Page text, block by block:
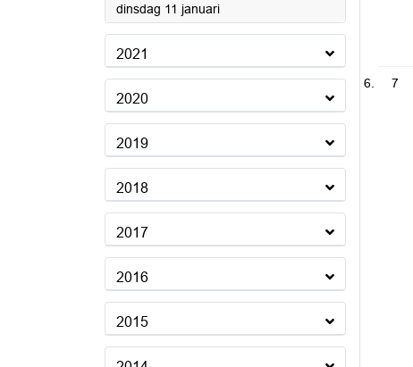
dinsdag 11 januari2022
2021
2020
2019
2018
2017
2016
2015
7